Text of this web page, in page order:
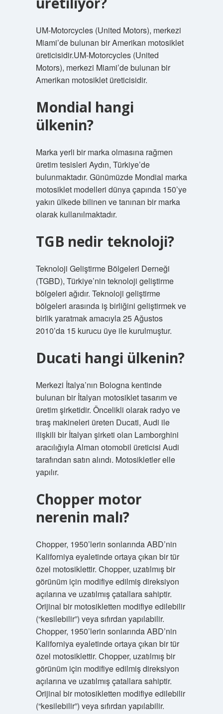
UM-Motorcycles (United Motors), merkezi
Miami’de bulunan bir Amerikan motosiklet
üreticisidir.UM-Motorcycles (United
Motors), merkezi Miami’de bulunan bir
Amerikan motosiklet üreticisidir.
Mondial hangi
ülkenin?
Marka yerli bir marka olmasına rağmen
üretim tesisleri Aydın, Türkiye’de
bulunmaktadır. Günümüzde Mondial marka
motosiklet modelleri dünya çapında 150’ye
yakın ülkede bilinen ve tanınan bir marka
olarak kullanılmaktadır.
TGB nedir teknoloji?
Teknoloji Geliştirme Bölgeleri Derneği
(TGBD), Türkiye’nin teknoloji geliştirme
bölgeleri ağıdır. Teknoloji geliştirme
bölgeleri arasında iş birliğini geliştirmek ve
birlik yaratmak amacıyla 25 Ağustos
2010’da 15 kurucu üye ile kurulmuştur.
Ducati hangi ülkenin?
Merkezi İtalya’nın Bologna kentinde
bulunan bir İtalyan motosiklet tasarım ve
üretim şirketidir. Öncelikli olarak radyo ve
tıraş makineleri üreten Ducati, Audi ile
ilişkili bir İtalyan şirketi olan Lamborghini
aracılığıyla Alman otomobil üreticisi Audi
tarafından satın alındı. Motosikletler elle
yapılır.
Chopper motor
nerenin malı?
Chopper, 1950’lerin sonlarında ABD’nin
Kaliforniya eyaletinde ortaya çıkan bir tür
özel motosiklettir. Chopper, uzatılmış bir
görünüm için modifiye edilmiş direksiyon
açılarına ve uzatılmış çatallara sahiptir.
Orijinal bir motosikletten modifiye edilebilir
(“kesilebilir”) veya sıfırdan yapılabilir.
Chopper, 1950’lerin sonlarında ABD’nin
Kaliforniya eyaletinde ortaya çıkan bir tür
özel motosiklettir. Chopper, uzatılmış bir
görünüm için modifiye edilmiş direksiyon
açılarına ve uzatılmış çatallara sahiptir.
Orijinal bir motosikletten modifiye edilebilir
(“kesilebilir”) veya sıfırdan yapılabilir.